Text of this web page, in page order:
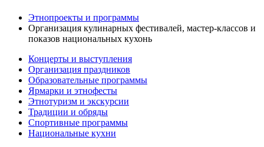
Этнопроекты и программы
Организация кулинарных фестивалей, мастер-классов и
показов национальных кухонь
Концерты и выступления
Организация праздников
Образовательные программы
Ярмарки и этнофесты
Этнотуризм и экскурсии
Традиции и обряды
Спортивные программы
Национальные кухни